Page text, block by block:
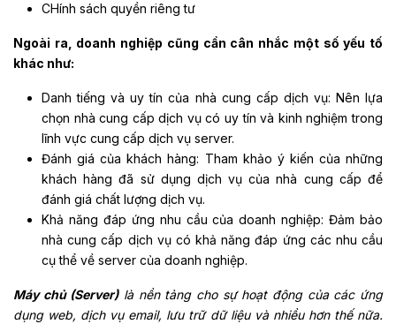
CHính sách quyền riêng tư
Ngoài ra, doanh nghiệp cũng cần cân nhắc một số yếu tố
khác như:
Danh tiếng và uy tín của nhà cung cấp dịch vụ: Nên lựa
chọn nhà cung cấp dịch vụ có uy tín và kinh nghiệm trong
lĩnh vực cung cấp dịch vụ server.
Đánh giá của khách hàng: Tham khảo ý kiến của những
khách hàng đã sử dụng dịch vụ của nhà cung cấp để
đánh giá chất lượng dịch vụ.
Khả năng đáp ứng nhu cầu của doanh nghiệp: Đảm bảo
nhà cung cấp dịch vụ có khả năng đáp ứng các nhu cầu
cụ thể về server của doanh nghiệp.
Máy chủ (Server)là nền tảng cho sự hoạt động của các ứng
dụng web, dịch vụ email, lưu trữ dữ liệu và nhiều hơn thế nữa.